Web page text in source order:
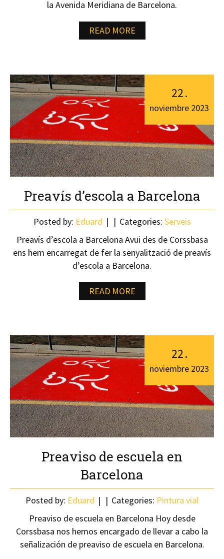
la Avenida Meridiana de Barcelona.
READ MORE
Preavís d’escola a Barcelona
22.
noviembre 2023
Posted by: Eduard Categories: Serveis
Preavís d’escola a Barcelona Avui des de Corssbasa
ens hem encarregat de fer la senyalització de preavís
d’escola a Barcelona.
READ MORE
Preaviso de escuela en
Barcelona
22.
noviembre 2023
Posted by: Eduard Categories: Pintura vial
Preaviso de escuela en Barcelona Hoy desde
Corssbasa nos hemos encargado de llevar a cabo la
señalización de preaviso de escuela en Barcelona.